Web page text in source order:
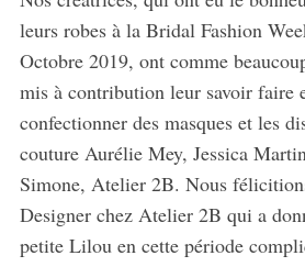
leurs robes à la Bridal Fashion
Octobre 2019, ont comme
mis à contribution leur savoir faire
confectionner des masques et les
couture Aurélie Mey, Jessica
Simone, Atelier 2B. Nous
Designer chez Atelier 2B qui a
petite Lilou en cette période